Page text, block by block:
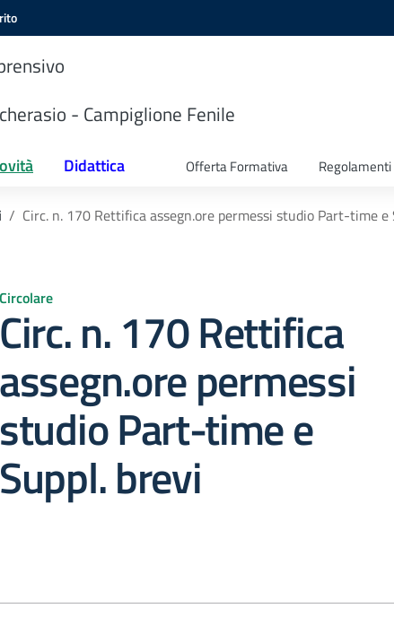
- Campiglione Fenile
Didattica Offerta Formativa
Circ. n. 170 Rettifica assegn.ore permessi studio Part-time e
Circolare
Circ. n. 170 Rettifica
assegn.ore permessi
studio Part-time e
Suppl. brevi